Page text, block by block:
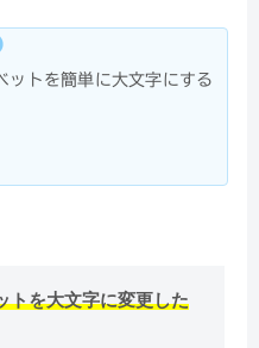
ットを簡単に大文字にする
トを大文字に変更した